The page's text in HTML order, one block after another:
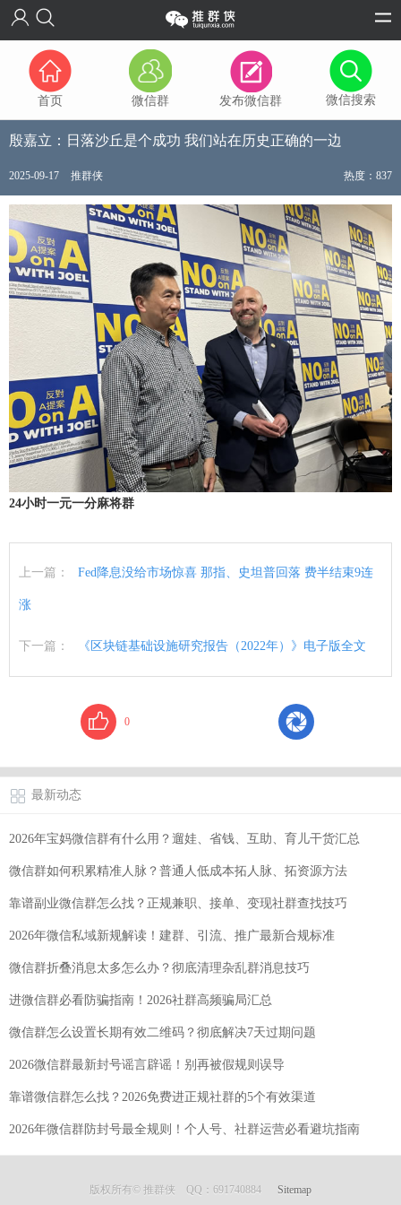
首页 微信群 发布微信群 微信搜索
殷嘉立：日落沙丘是个成功 我们站在历史正确的一边
2025-09-17 推群侠 热度：837
24小时一元一分麻将群
上一篇： Fed降息没给市场惊喜 那指、史坦普回落 费半结束9连
涨
下一篇： 《区块链基础设施研究报告（2022年）》电子版全文
0
最新动态
2026年宝妈微信群有什么用？遛娃、省钱、互助、育儿干货汇总
微信群如何积累精准人脉？普通人低成本拓人脉、拓资源方法
靠谱副业微信群怎么找？正规兼职、接单、变现社群查找技巧
2026年微信私域新规解读！建群、引流、推广最新合规标准
微信群折叠消息太多怎么办？彻底清理杂乱群消息技巧
进微信群必看防骗指南！2026社群高频骗局汇总
微信群怎么设置长期有效二维码？彻底解决7天过期问题
2026微信群最新封号谣言辟谣！别再被假规则误导
靠谱微信群怎么找？2026免费进正规社群的5个有效渠道
2026年微信群防封号最全规则！个人号、社群运营必看避坑指南
版权所有© 推群侠 QQ：691740884 Sitemap